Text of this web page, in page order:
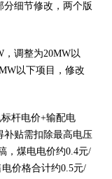
细节修改，两个版
，调整为20MW以
以下项目，修改
杆电价+输配电
补贴需扣除最高电压
，煤电电价约0.4元/
价格合计约0.5元/